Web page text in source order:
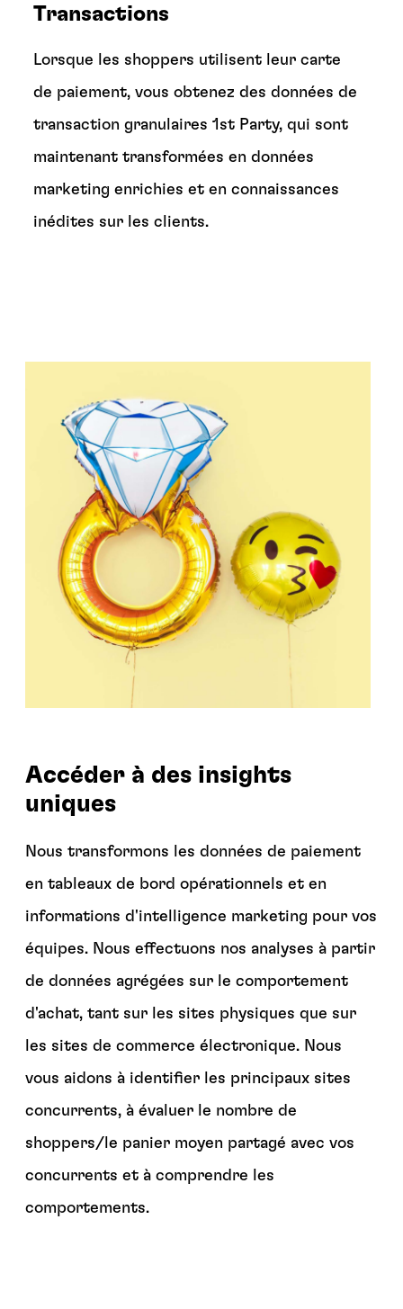
Transactions
Lorsque les shoppers utilisent leur carte
de paiement, vous obtenez des données de
transaction granulaires 1st Party, qui sont
maintenant transformées en données
marketing enrichies et en connaissances
inédites sur les clients.
Accéder à des insights
uniques
Nous transformons les données de paiement
en tableaux de bord opérationnels et en
informations d'intelligence marketing pour vos
équipes. Nous effectuons nos analyses à partir
de données agrégées sur le comportement
d'achat, tant sur les sites physiques que sur
les sites de commerce électronique. Nous
vous aidons à identifier les principaux sites
concurrents, à évaluer le nombre de
shoppers/le panier moyen partagé avec vos
concurrents et à comprendre les
comportements.